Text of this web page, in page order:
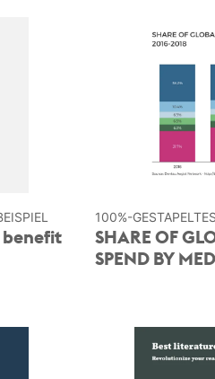
benefit
100%-
SHARE OF
SPEND BY